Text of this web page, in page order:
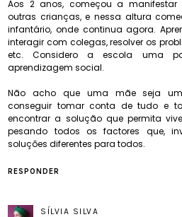
Aos 2 anos, começou a
outras crianças, e nessa altura
infantário, onde continua agora.
interagir com colegas, resolver os
etc. Considero a escola uma
aprendizagem social.
Não acho que uma mãe seja
conseguir tomar conta de tudo e
encontrar a solução que permita
pesando todos os factores que,
soluções diferentes para todos.
RESPONDER
SÍLVIA SILVA